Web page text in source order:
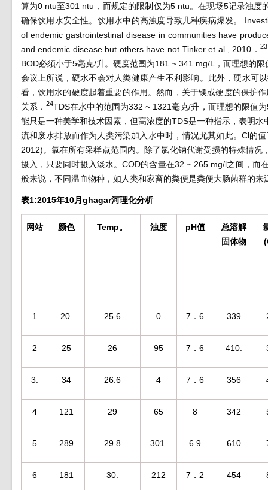
算为0 ntu至301 ntu，而规定的限制仅为5 ntu。在现场5记录浊
确保饮用水安全性。饮用水中的高浊度导致几种疾病爆发。
of endemic gastrointestinal disease in communities have
and endemic disease but others have not Tinker et al., 2010 ．23
BOD必须小于5毫克/升。硬度范围为181 ~ 341 mg/L，而理想的
会议上所说，硬水不会对人类健康产生不利影响。此外，硬水可
看，饮用水的硬度起着重要的作用。然而，关于镁或硬度的保护
关系 ． 24TDS在水中的范围为332 ~ 1321毫克/升，而理想的限值
能只是一种美学和技术因素，但高浓度的TDS是一种指示，表明
流和废水排放而作为人类污染加入水中时，情况尤其如此。Cl的值
2012)。氯在所有采样点范围内。除了氯化钠代谢受损的特殊情
摄入，只要同时摄入淡水。COD的含量在32 ~ 265 mg/l之间，而
般来说，不同温血物种，如人类和家畜的粪便是粪便大肠菌群的
表1:2015年10月ghagar河理化分析
网站 颜色 Temp。 浊度 pH值
总溶解
固体物
1 20. 25.6 0 7．6 339
2 25 26 95 7．6 410.
3. 34 26.6 4 7．6 356
4 121 29 65 8 342
5 289 29.8 301. 6.9 610
6 181 30. 212 7．2 454